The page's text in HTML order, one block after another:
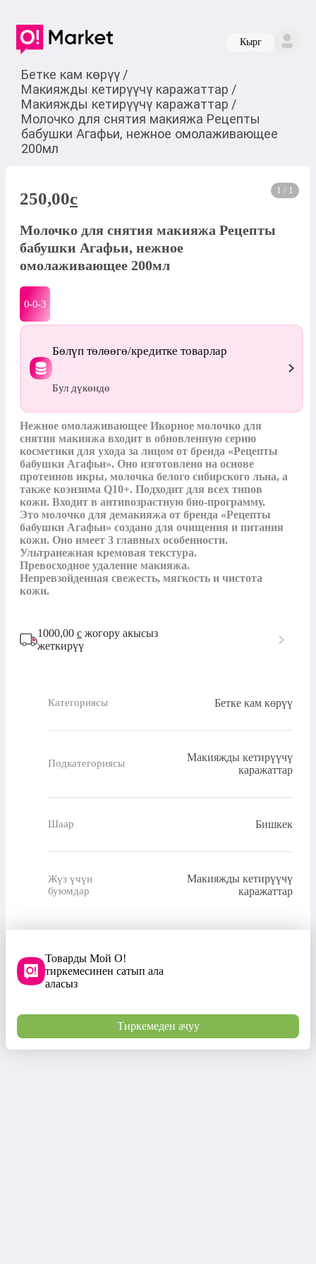
Кырг
Бетке кам көрүү /
Макияжды кетирүүчү каражаттар /
Макияжды кетирүүчү каражаттар /
Молочко для снятия макияжа Рецепты
бабушки Агафьи, нежное омолаживающее
200мл
1 / 1
250,00c
Молочко для снятия макияжа Рецепты
бабушки Агафьи, нежное
омолаживающее 200мл
0-0-3
Бөлүп төлөөгө/кредитке товарлар
Бул дүкөндө
Нежное омолаживающее Икорное молочко для
снятия макияжа входит в обновленную серию
косметики для ухода за лицом от бренда «Рецепты
бабушки Агафьи». Оно изготовлено на основе
протеинов икры, молочка белого сибирского льна, а
также коэнзима Q10+. Подходит для всех типов
кожи. Входит в антивозрастную био-программу.
Это молочко для демакияжа от бренда «Рецепты
бабушки Агафьи» создано для очищения и питания
кожи. Оно имеет 3 главных особенности.
Ультранежная кремовая текстура.
Превосходное удаление макияжа.
Непревзойденная свежесть, мягкость и чистота
кожи.
1000,00 с жогору акысыз
жеткирүү
Категориясы Бетке кам көрүү
Подкатегориясы
Макияжды кетирүүчү
каражаттар
Шаар Бишкек
Жүз үчүн
буюмдар
Макияжды кетирүүчү
каражаттар
Товарды Мой О!
тиркемесинен сатып ала
аласыз
Тиркемеден ачуу